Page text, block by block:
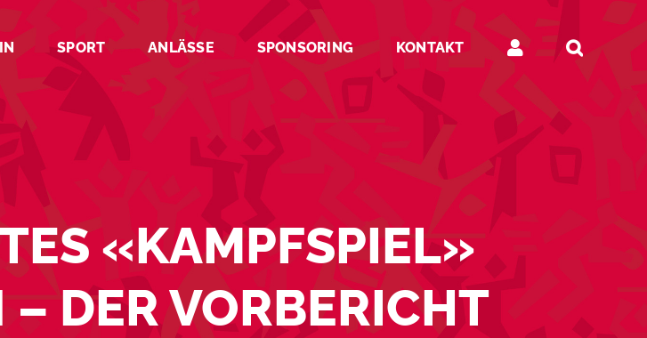
SPORT ANLÄSSE SPONSORING KONTAKT
«KAMPFSPIEL»
DER VORBERICHT